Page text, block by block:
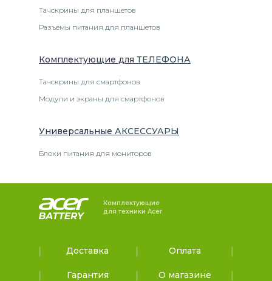
Тачскрины для планшетов
Разъемы питания для планшетов
Комплектующие для ТЕЛЕФОНА
Тачскрины для смартфонов
Модули и экраны для смартфонов
Универсальные АКСЕССУАРЫ
Блоки питания для мониторов
Комплектующие
для техники Acer
Доставка Оплата
Гарантия О магазине